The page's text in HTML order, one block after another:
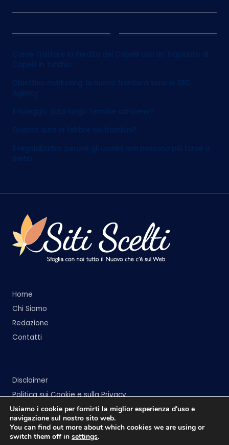
12
Come Trattare la Perdita dei Capelli con un Trapianto di
Capelli in Turchia
Obiettivo marketing: la nuova frontiera sono le SEO
Agency
Il noleggio auto lungo termine conviene?
Quanto dura la febbre nei bambini?
Il regolabarba: perché gli uomini non possono più farne a
meno
Home
Chi Siamo
Redazione
Contatti
Disclaimer
Politica sui Cookie e sulla Privacy
Usiamo i cookie per fornirti la miglior esperienza d'uso e
navigazione sul nostro sito web.
You can find out more about which cookies we are using or
switch them off in settings.